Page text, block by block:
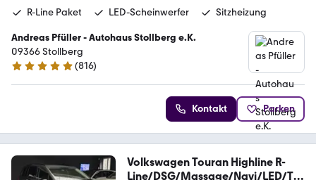
R-Line Paket
LED-Scheinwerfer Sitzheizung
Andreas Pfüller - Autohaus Stollberg e.K.
09366 Stollberg
4.9 Sterne
(816)
Kontakt Parken
Volkswagen Touran Highline R-
Line/DSG/Massage/Navi/LED/Te